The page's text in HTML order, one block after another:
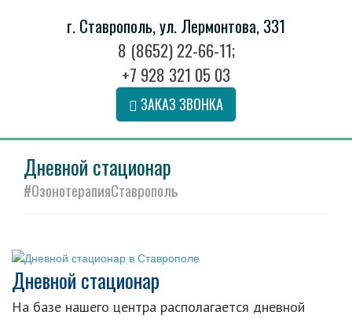
г. Ставрополь, ул. Лермонтова, 331
8 (8652) 22-66-11;
+7 928 321 05 03
ЗАКАЗ ЗВОНКА
Дневной стационар
#ОзонотерапияСтаврополь
Дневной стационар
На базе нашего центра располагается дневной